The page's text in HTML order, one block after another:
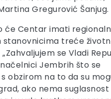
Gregurović Šanjug.
će Centar imati
treće
se Vladi
Jembrih što se
obzirom na to da su
ako nema suglasnost